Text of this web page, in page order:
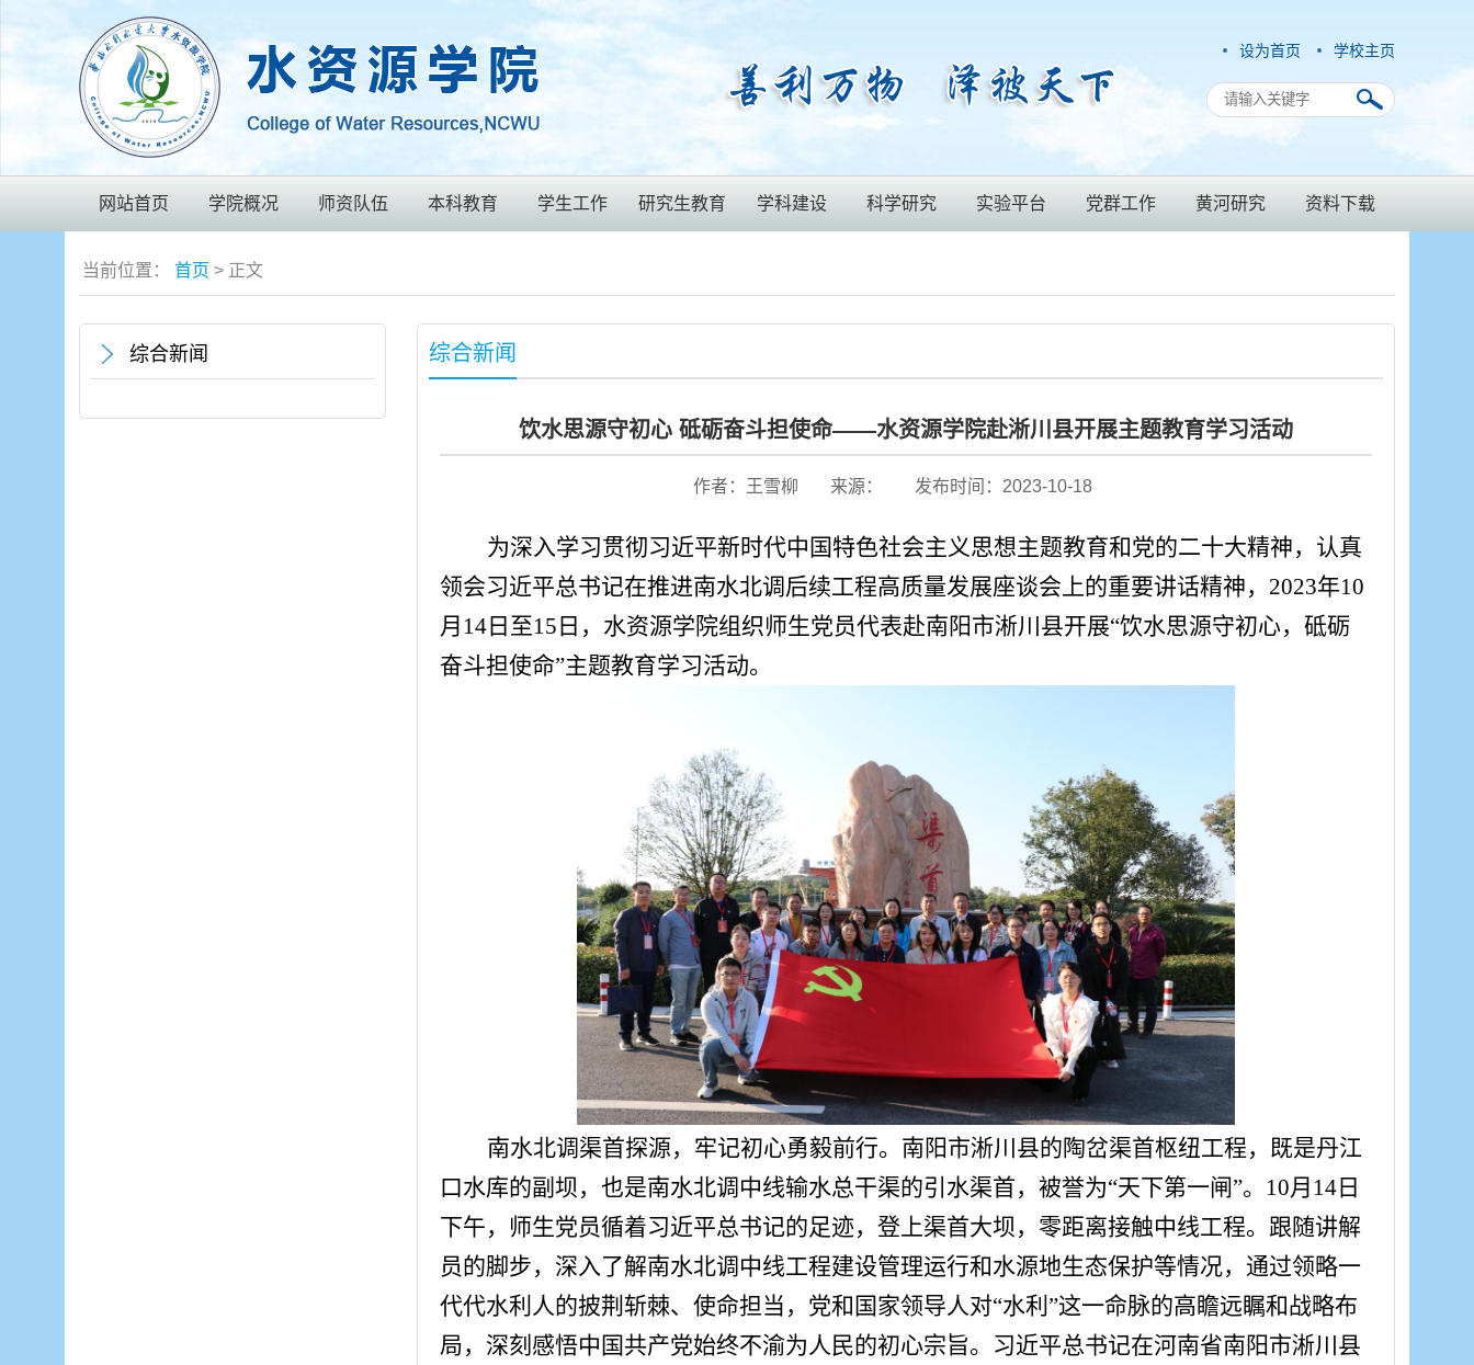
设为首页 学校主页
网站首页 学院概况 师资队伍 本科教育 学生工作 研究生教育 学科建设 科学研究 实验平台 党群工作 黄河研究 资料下载
当前位置： 首页 > 正文
综合新闻 综合新闻
饮水思源守初心 砥砺奋斗担使命——水资源学院赴淅川县开展主题教育学习活动
作者：王雪柳 来源： 发布时间：2023-10-18
为深入学习贯彻习近平新时代中国特色社会主义思想主题教育和党的二十大精神，认真
领会习近平总书记在推进南水北调后续工程高质量发展座谈会上的重要讲话精神，2023年10
月14日至15日，水资源学院组织师生党员代表赴南阳市淅川县开展“饮水思源守初心，砥砺
奋斗担使命”主题教育学习活动。
南水北调渠首探源，牢记初心勇毅前行。南阳市淅川县的陶岔渠首枢纽工程，既是丹江
口水库的副坝，也是南水北调中线输水总干渠的引水渠首，被誉为“天下第一闸”。10月14日
下午，师生党员循着习近平总书记的足迹，登上渠首大坝，零距离接触中线工程。跟随讲解
员的脚步，深入了解南水北调中线工程建设管理运行和水源地生态保护等情况，通过领略一
代代水利人的披荆斩棘、使命担当，党和国家领导人对“水利”这一命脉的高瞻远瞩和战略布
局，深刻感悟中国共产党始终不渝为人民的初心宗旨。习近平总书记在河南省南阳市淅川县